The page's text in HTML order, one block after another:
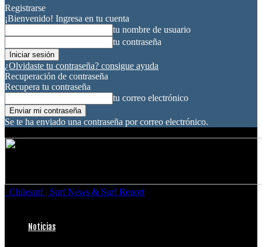
Registrarse
¡Bienvenido! Ingresa en tu cuenta
tu nombre de usuario
tu contraseña
¿Olvidaste tu contraseña? consigue ayuda
Recuperación de contraseña
Recupera tu contraseña
tu correo electrónico
Se te ha enviado una contraseña por correo electrónico.
Chilesurf | Surf News & Surf Report
Noticias